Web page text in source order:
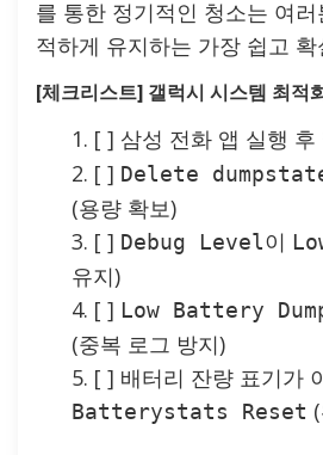
를 통한 정기적인 청소는 여
적하게 유지하는 가장 쉽고
[체크리스트] 갤럭시 시스템 최적
[ ] 삼성 전화 앱 실행 후
[ ] Delete
(용량 확보)
[ ] Debug Level이
유지)
[ ] Low Battery
(중복 로그 방지)
[ ] 배터리 잔량 표기가
Batterystats Reset